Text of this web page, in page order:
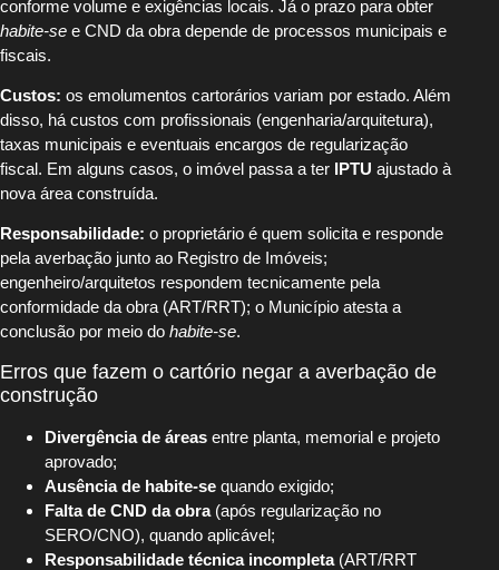
conforme volume e exigências locais. Já o prazo para obter
habite-se e CND da obra depende de processos municipais e
fiscais.
Custos: os emolumentos cartorários variam por estado. Além
disso, há custos com profissionais (engenharia/arquitetura),
taxas municipais e eventuais encargos de regularização
fiscal. Em alguns casos, o imóvel passa a ter IPTU ajustado à
nova área construída.
Responsabilidade: o proprietário é quem solicita e responde
pela averbação junto ao Registro de Imóveis;
engenheiro/arquitetos respondem tecnicamente pela
conformidade da obra (ART/RRT); o Município atesta a
conclusão por meio do habite-se.
Erros que fazem o cartório negar a averbação de
construção
Divergência de áreas entre planta, memorial e projeto
aprovado;
Ausência de habite-se quando exigido;
Falta de CND da obra(após regularização no
SERO/CNO), quando aplicável;
Responsabilidade técnica incompleta(ART/RRT